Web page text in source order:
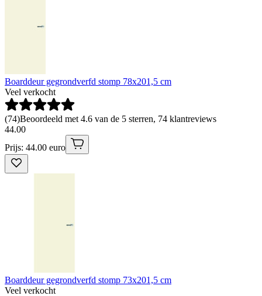
Boarddeur gegrondverfd stomp 78x201,5 cm
Veel verkocht
(74)Beoordeeld met 4.6 van de 5 sterren, 74 klantreviews
44.00
Prijs: 44.00 euro
Boarddeur gegrondverfd stomp 73x201,5 cm
Veel verkocht